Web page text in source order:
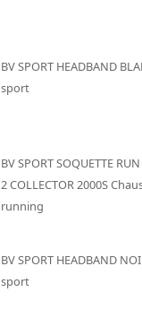
BV SPORT HEADBAND
sport
BV SPORT SOQUETTE
2 COLLECTOR 2000S
running
BV SPORT HEADBAND
sport